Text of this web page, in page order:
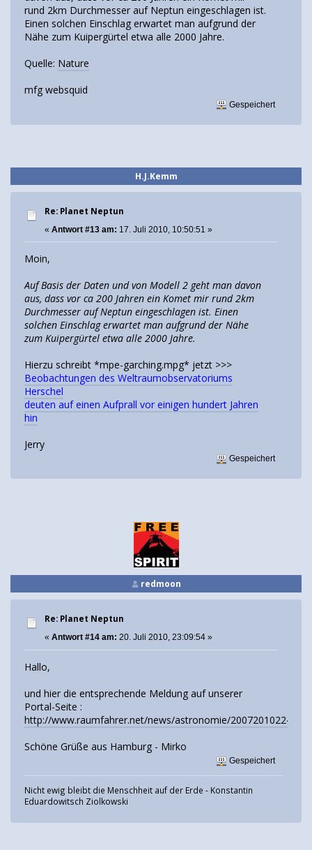
rund 2km Durchmesser auf Neptun eingeschlagen ist.
Einen solchen Einschlag erwartet man aufgrund der
Nähe zum Kuipergürtel etwa alle 2000 Jahre.
Quelle: Nature
mfg websquid
Gespeichert
H.J.Kemm
Re: Planet Neptun
« Antwort #13 am: 17. Juli 2010, 10:50:51 »
Moin,
Auf Basis der Daten und von Modell 2 geht man davon
aus, dass vor ca 200 Jahren ein Komet mir rund 2km
Durchmesser auf Neptun eingeschlagen ist. Einen
solchen Einschlag erwartet man aufgrund der Nähe
zum Kuipergürtel etwa alle 2000 Jahre.
Hierzu schreibt *mpe-garching.mpg* jetzt >>>
Beobachtungen des Weltraumobservatoriums
Herschel
deuten auf einen Aufprall vor einigen hundert Jahren
hin
Jerry
Gespeichert
redmoon
Re: Planet Neptun
« Antwort #14 am: 20. Juli 2010, 23:09:54 »
Hallo,
und hier die entsprechende Meldung auf unserer
Portal-Seite :
http://www.raumfahrer.net/news/astronomie/
Schöne Grüße aus Hamburg - Mirko
Gespeichert
Nicht ewig bleibt die Menschheit auf der Erde - Konstantin
Eduardowitsch Ziolkowski